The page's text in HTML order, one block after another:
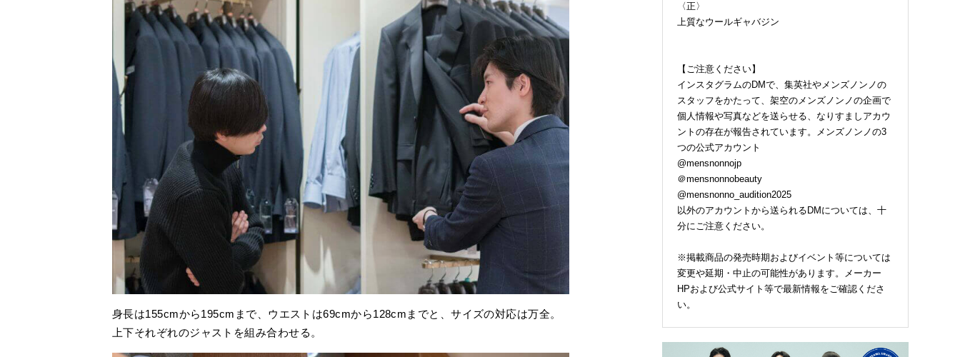
身長は155cmから195cmまで、ウエストは69cmから128cmまでと、サイズの対応は万全。
上下それぞれのジャストを組み合わせる。
〈正〉
上質なウールギャバジン
【ご注意ください】
インスタグラムのDMで、集英社やメンズノンノの
スタッフをかたって、架空のメンズノンノの企画で
個人情報や写真などを送らせる、なりすましアカウ
ントの存在が報告されています。メンズノンノの3
つの公式アカウント
@mensnonnojp
＠mensnonnobeauty
@mensnonno_audition2025
以外のアカウントから送られるDMについては、十
分にご注意ください。
※掲載商品の発売時期およびイベント等については
変更や延期・中止の可能性があります。メーカー
HPおよび公式サイト等で最新情報をご確認くださ
い。